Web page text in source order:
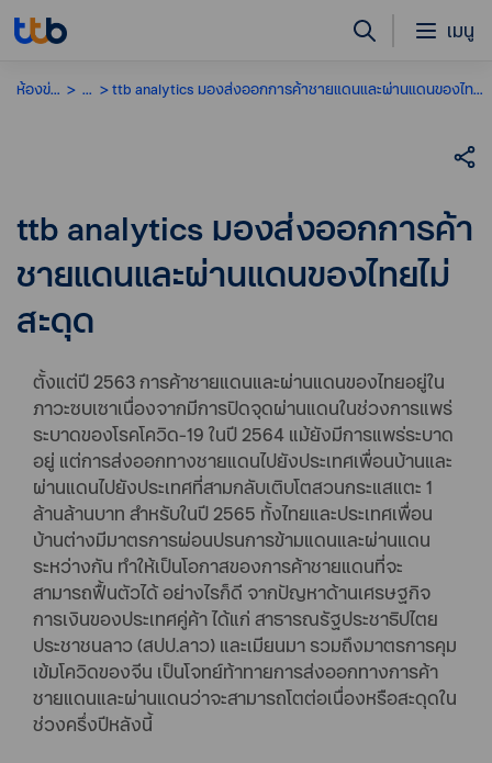
เมนู
ห้องข่าว ... ttb analytics มองส่งออกการค้าชายแดนและผ่านแดนของไทยไม่สะดุด
ttb analytics มองส่งออกการค้า
ชายแดนและผ่านแดนของไทยไม่
สะดุด
ตั้งแต่ปี 2563 การค้าชายแดนและผ่านแดนของไทยอยู่ใน
ภาวะซบเซาเนื่องจากมีการปิดจุดผ่านแดนในช่วงการแพร่
ระบาดของโรคโควิด-19 ในปี 2564 แม้ยังมีการแพร่ระบาด
อยู่ แต่การส่งออกทางชายแดนไปยังประเทศเพื่อนบ้านและ
ผ่านแดนไปยังประเทศที่สามกลับเติบโตสวนกระแสแตะ 1
ล้านล้านบาท สำหรับในปี 2565 ทั้งไทยและประเทศเพื่อน
บ้านต่างมีมาตรการผ่อนปรนการข้ามแดนและผ่านแดน
ระหว่างกัน ทำให้เป็นโอกาสของการค้าชายแดนที่จะ
สามารถฟื้นตัวได้ อย่างไรก็ดี จากปัญหาด้านเศรษฐกิจ
การเงินของประเทศคู่ค้า ได้แก่ สาธารณรัฐประชาธิปไตย
ประชาชนลาว (สปป.ลาว) และเมียนมา รวมถึงมาตรการคุม
เข้มโควิดของจีน เป็นโจทย์ท้าทายการส่งออกทางการค้า
ชายแดนและผ่านแดนว่าจะสามารถโตต่อเนื่องหรือสะดุดใน
ช่วงครึ่งปีหลังนี้